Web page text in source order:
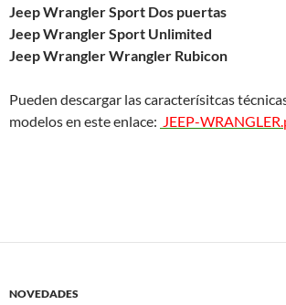
Jeep Wrangler Sport Dos puertas
JeepWrangler Sport Unlimited
Jeep Wrangler Wrangler Rubicon
Pueden descargar las caracterísitcas
modelos en este enlace: JEEP-
NOVEDADES